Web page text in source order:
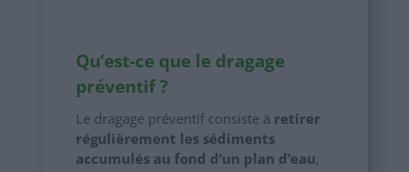
Qu’est-ce que le dragage
préventif ?
Le dragage préventif consiste à retirer
régulièrement les sédiments
accumulés au fond d’un plan d’eau,